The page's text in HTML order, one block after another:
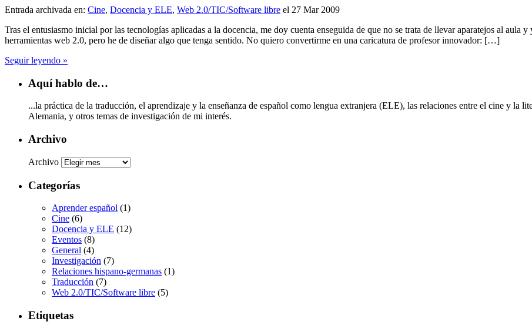
Entrada archivada en: Cine, Docencia y ELE, Web 2.0/TIC/Software libre el 27 Mar 2009
Tras el entusiasmo inicial por las tecnologías aplicadas a la docencia, me doy cuenta enseguida de que no se trata de llevar aparatejos al aula
herramientas web 2.0, pero he de diseñar algo que tenga sentido. No quiero convertirme en una caricatura de profesor innovador: […]
Seguir leyendo »
Aquí hablo de…
...la práctica de la traducción, el aprendizaje y la enseñanza de español como lengua extranjera (ELE), las relaciones entre el cine y la
Alemania, y otros temas de investigación de mi interés.
Archivo
Archivo
Categorías
Aprender español (1)
Cine (6)
Docencia y ELE (12)
Eventos (8)
General (4)
Investigación (7)
Relaciones hispano-germanas (1)
Traducción (7)
Web 2.0/TIC/Software libre (5)
Etiquetas